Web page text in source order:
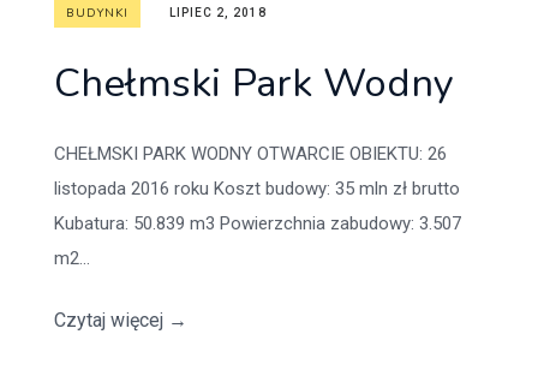
BUDYNKI LIPIEC 2, 2018
Chełmski Park Wodny
CHEŁMSKI PARK WODNY OTWARCIE OBIEKTU: 26
listopada 2016 roku Koszt budowy: 35 mln zł brutto
Kubatura: 50.839 m3 Powierzchnia zabudowy: 3.507
m2...
Czytaj więcej →